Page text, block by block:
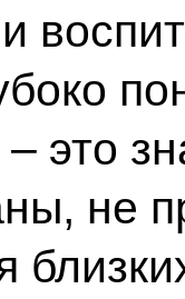
это
не